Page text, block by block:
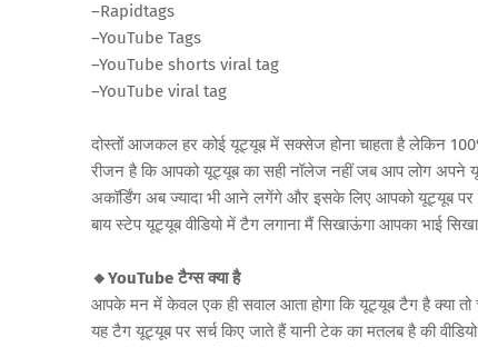
–Rapidtags
–YouTube Tags
–YouTube shorts viral tag
–YouTube viral tag
दोस्तों आजकल हर कोई यूट्यूब में सक्सेज होना चाहता है लेकिन
रीजन है कि आपको यूट्यूब का सही नॉलेज नहीं जब आप लोग अपने
अकॉर्डिंग अब ज्यादा भी आने लगेंगे और इसके लिए आपको यूट्यूब पर
बाय स्टेप यूट्यूब वीडियो में टैग लगाना मैं सिखाऊंगा आपका भाई
🔸YouTube टैग्स क्या है
आपके मन में केवल एक ही सवाल आता होगा कि यूट्यूब टैग है क्या
यह टैग यूट्यूब पर सर्च किए जाते हैं यानी टेक का मतलब है की